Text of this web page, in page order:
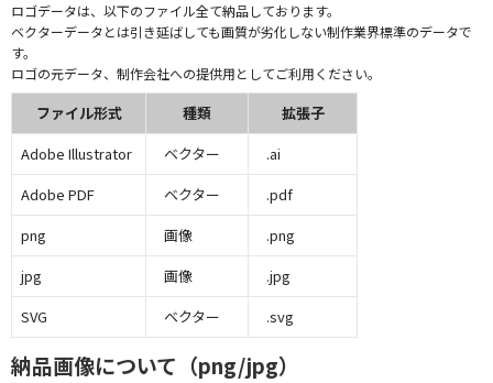
ロゴデータは、以下のファイル全て納品しております。
ベクターデータとは引き延ばしても画質が劣化しない制作業界標準のデータで
す。
ロゴの元データ、制作会社への提供用としてご利用ください。
ファイル形式 種類
拡張子
Adobe Illustrator
ベクター
.ai
Adobe PDF
ベクター
.pdf
png
画像
.png
jpg
画像
.jpg
SVG
ベクター .svg
納品画像について（png/jpg）